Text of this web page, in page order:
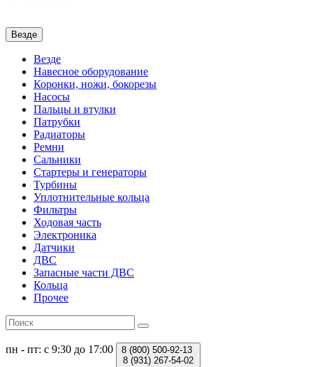
Везде
Везде
Навесное оборудование
Коронки, ножи, бокорезы
Насосы
Пальцы и втулки
Патрубки
Радиаторы
Ремни
Сальники
Стартеры и генераторы
Турбины
Уплотнительные кольца
Фильтры
Ходовая часть
Электроника
Датчики
ДВС
Запасные части ДВС
Кольца
Прочее
пн - пт: с 9:30 до 17:00 8 (800) 500-92-13
8 (931) 267-54-02